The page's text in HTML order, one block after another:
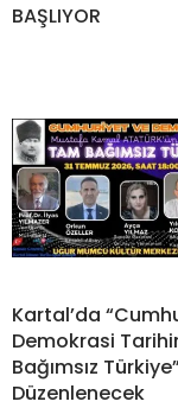
BAŞLIYOR
Kartal’da
Demokrasi
Bağımsız
Düzenlenecek